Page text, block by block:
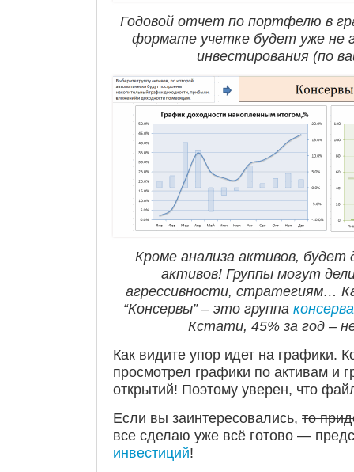
Годовой отчет по портфелю в
формате учетке будет уже не
инвестирования (по
Кроме анализа активов, будет
активов! Группы могут
агрессивности, стратегиям…
“Консервы” – это группа
Кстати, 45% за год –
Как видите упор идет на графики.
просмотрел графики по активам и
открытий! Поэтому уверен, что
Если вы заинтересовались, то
все сделаю уже всё готово —
инвестиций!